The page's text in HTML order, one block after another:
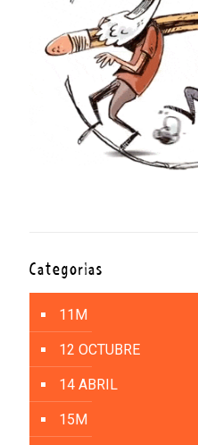
Categorías
11M
12 OCTUBRE
14 ABRIL
15M